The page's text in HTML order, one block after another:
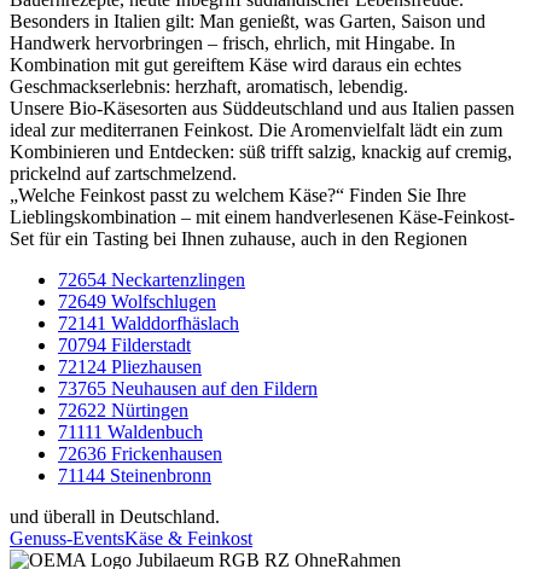
Besonders in Italien gilt: Man genießt, was Garten, Saison und
Handwerk hervorbringen – frisch, ehrlich, mit Hingabe. In
Kombination mit gut gereiftem Käse wird daraus ein echtes
Geschmackserlebnis: herzhaft, aromatisch, lebendig.
Unsere Bio-Käsesorten aus Süddeutschland und aus Italien passen
ideal zur mediterranen Feinkost. Die Aromenvielfalt lädt ein zum
Kombinieren und Entdecken: süß trifft salzig, knackig auf cremig,
prickelnd auf zartschmelzend.
„Welche Feinkost passt zu welchem Käse?“ Finden Sie Ihre
Lieblingskombination – mit einem handverlesenen Käse-Feinkost-
Set für ein Tasting bei Ihnen zuhause, auch in den Regionen
72654 Neckartenzlingen
72649 Wolfschlugen
72141 Walddorfhäslach
70794 Filderstadt
72124 Pliezhausen
73765 Neuhausen auf den Fildern
72622 Nürtingen
71111 Waldenbuch
72636 Frickenhausen
71144 Steinenbronn
und überall in Deutschland.
Genuss-EventsKäse & Feinkost